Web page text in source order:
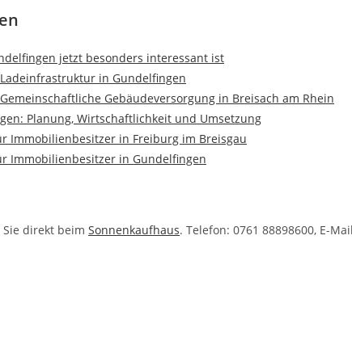
jetzt besonders interessant ist
in Gundelfingen
Gebäudeversorgung in Breisach am Rhein
Planung, Wirtschaftlichkeit und Umsetzung
Immobilienbesitzer in Freiburg im Breisgau
Immobilienbesitzer in Gundelfingen
direkt beim Sonnenkaufhaus. Telefon: 0761 88898600, E-